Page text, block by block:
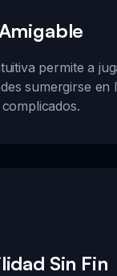
permite a
sumergirse en
Sin Fin